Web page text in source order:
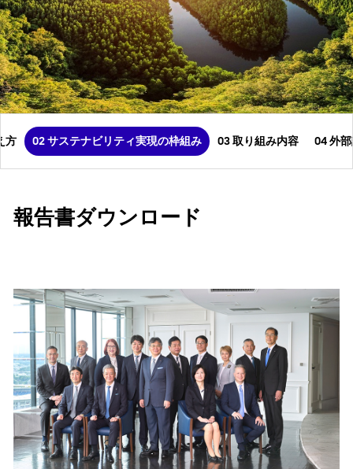
方 02 サステナビリティ実現の枠組み 03 取り組み内容 04 外
報告書ダウンロード